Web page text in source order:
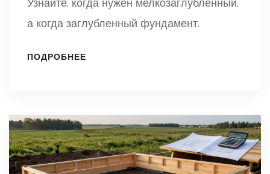
Узнайте, когда нужен мелкозаглубленный,
а когда заглубленный фундамент.
ПОДРОБНЕЕ